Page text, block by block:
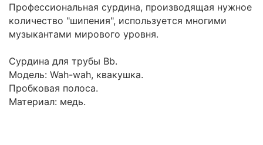
Профессиональная сурдина, производящая нужное
количество "шипения", используется многими
музыкантами мирового уровня.
Сурдина для трубы Bb.
Модель: Wah-wah, квакушка.
Пробковая полоса.
Материал: медь.